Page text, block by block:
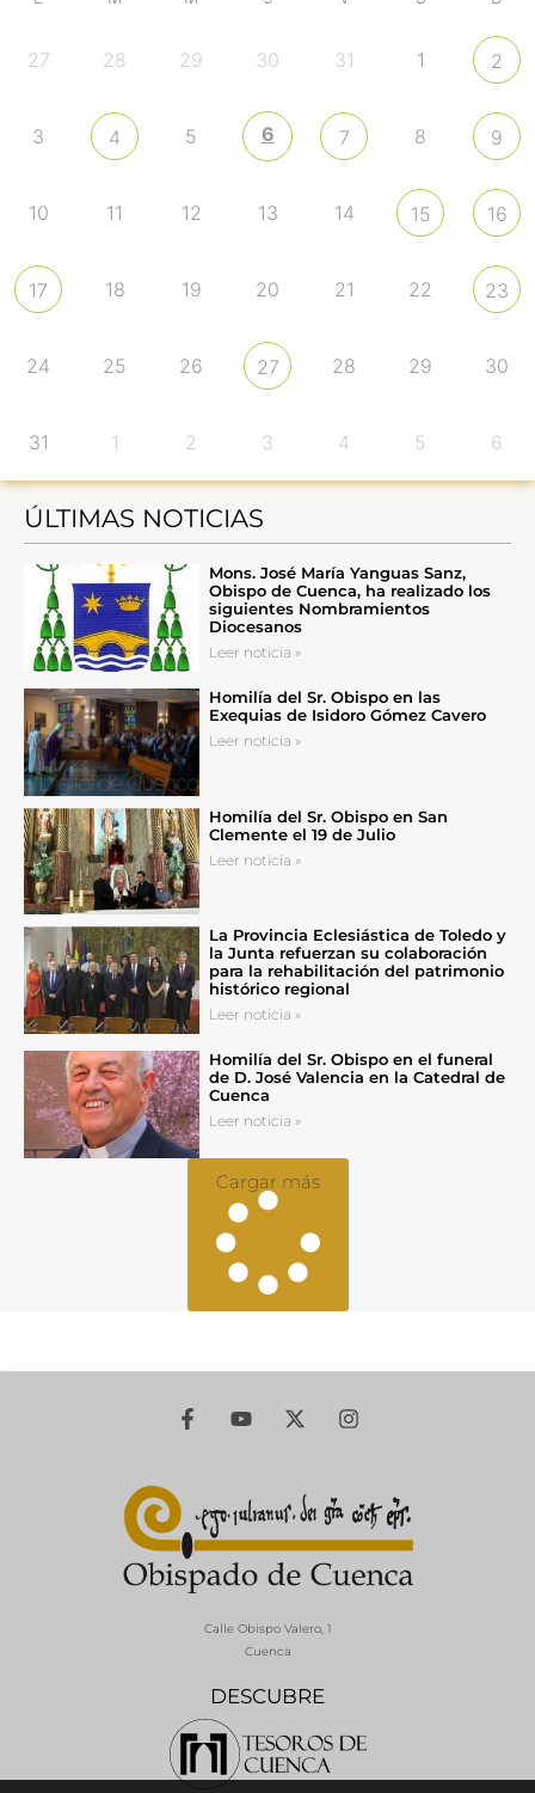
27 28 29 30 31 1 2
3 4 5 6 7 8 9
10 11 12 13 14 15 16
17 18 19 20 21 22 23
24 25 26 27 28 29 30
31 1 2 3 4 5 6
ÚLTIMAS NOTICIAS
Mons. José María Yanguas Sanz,
Obispo de Cuenca, ha realizado los
siguientes Nombramientos
Diocesanos
Leer noticia »
Homilía del Sr. Obispo en las
Exequias de Isidoro Gómez Cavero
Leer noticia »
Homilía del Sr. Obispo en San
Clemente el 19 de Julio
Leer noticia »
La Provincia Eclesiástica de Toledo y
la Junta refuerzan su colaboración
para la rehabilitación del patrimonio
histórico regional
Leer noticia »
Homilía del Sr. Obispo en el funeral
de D. José Valencia en la Catedral de
Cuenca
Leer noticia »
Cargar más
DESCUBRE
Calle Obispo Valero, 1
Cuenca